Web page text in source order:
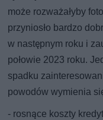
może rozważałyby
przyniosło bardzo
w następnym roku i
połowie 2023 roku.
spadku
powodów wymienia
- rosnące koszty